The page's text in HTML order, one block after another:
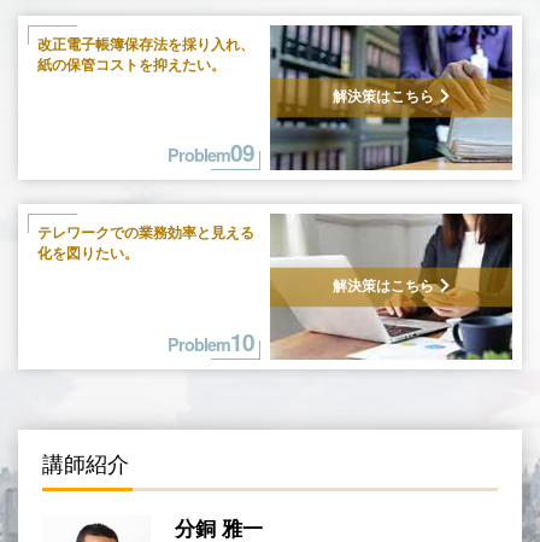
改正電子帳簿保存法を採り入れ、
紙の保管コストを抑えたい。
Problem09
解決策はこちら
テレワークでの業務効率と見える
化を図りたい。
Problem10
解決策はこちら
講師紹介
分銅 雅一